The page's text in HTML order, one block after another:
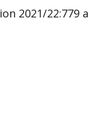
2021/22:779